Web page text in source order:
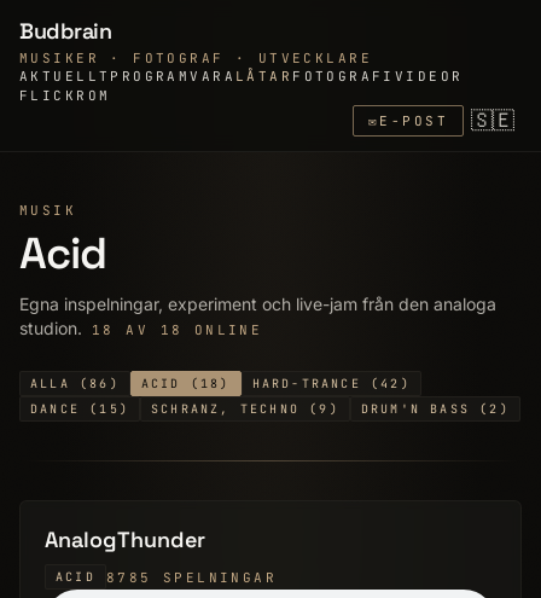
Budbrain
MUSIKER · FOTOGRAF · UTVECKLARE
AKTUELLT PROGRAMVARA LÅTAR FOTOGRAFI VIDEOR
FLICKR OM
✉ E-POST 🇸🇪
MUSIK
Acid
Egna inspelningar, experiment och live-jam från den analoga
studion.
18 AV 18 ONLINE
ALLA (86) ACID (18)
HARD-TRANCE (42)
DANCE (15)
SCHRANZ, TECHNO (9) DRUM'N BASS (2)
AnalogThunder
ACID 8785 SPELNINGAR